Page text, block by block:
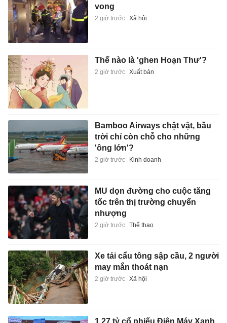
vong
2 giờ trước Xã hội
Thế nào là 'ghen Hoạn Thư'?
2 giờ trước Xuất bản
Bamboo Airways chật vật, bầu
trời chỉ còn chỗ cho những
'ông lớn'?
2 giờ trước Kinh doanh
MU dọn đường cho cuộc tăng
tốc trên thị trường chuyển
nhượng
2 giờ trước Thể thao
Xe tải cẩu tông sập cầu, 2 người
may mắn thoát nạn
2 giờ trước Xã hội
1,27 tỷ cổ phiếu Điện Máy Xanh